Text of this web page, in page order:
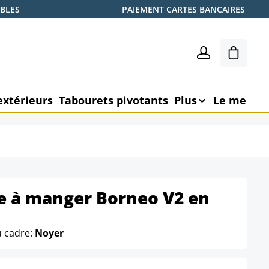
PAIEMENT CARTES BANCAIRES
Le
Tabourets pivotants Plus Le
à manger Borneo V2 en
cadre: Noyer